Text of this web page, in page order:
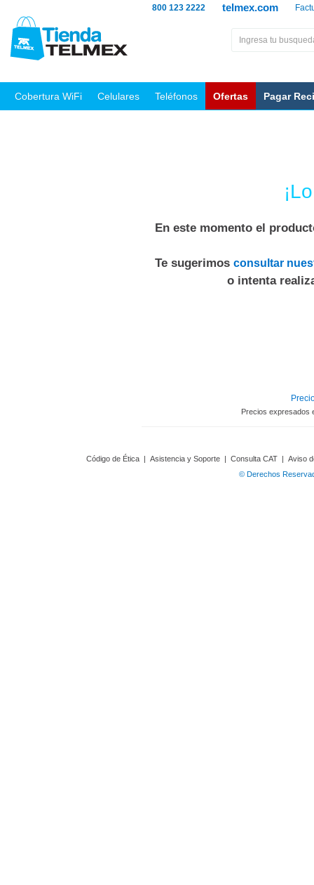
telmex.com
800 123 2222
Cobertura WiFi Celulares Teléfonos Ofertas Pagar
En este momento el
Te sugerimos consultar
o intenta
Precios expresados
Código de Ética | Asistencia y Soporte | Consulta CAT | Aviso
© Derechos